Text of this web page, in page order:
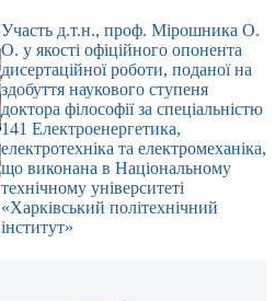
Участь д.т.н., проф. Мірошника О.
О. у якості офіційного опонента
дисертаційної роботи, поданої на
здобуття наукового ступеня
доктора філософії за спеціальністю
141 Електроенергетика,
електротехніка та електромеханіка,
що виконана в Національному
технічному університеті
«Харківський політехнічний
інститут»